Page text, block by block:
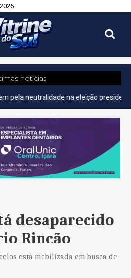
notícias
na eleição presidencial
desaparecido
Rincão
está mobilizada em busca de